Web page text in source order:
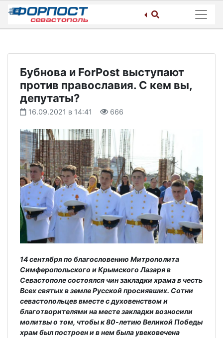
Skip
content
Бубнова и ForPost выступают
против православия. С кем вы,
депутаты?
16.09.2021 в 14:41 666
14 сентября по благословению Митрополита
Симферопольского и Крымского Лазаря в
Севастополе состоялся чин закладки храма в честь
Всех святых в земле Русской просиявших. Сотни
севастопольцев вместе с духовенством и
благотворителями на месте закладки возносили
молитвы о том, чтобы к 80-летию Великой Победы
храм был построен и в нем была увековечена